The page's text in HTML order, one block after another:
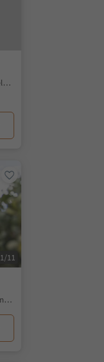
Selva/Sëlva/Wolkenstein/Sëlva, Sëlva/Selva di Val Gardena, Dolomites Region Val Gardena
1/11
S.Cristina Gherdëina/S.Cristina Val Gardena/S.Cristina Gherdëina/St.Christina in Gröden, Sëlva/Selva di Val Gardena, Dolomites Region Val Gardena